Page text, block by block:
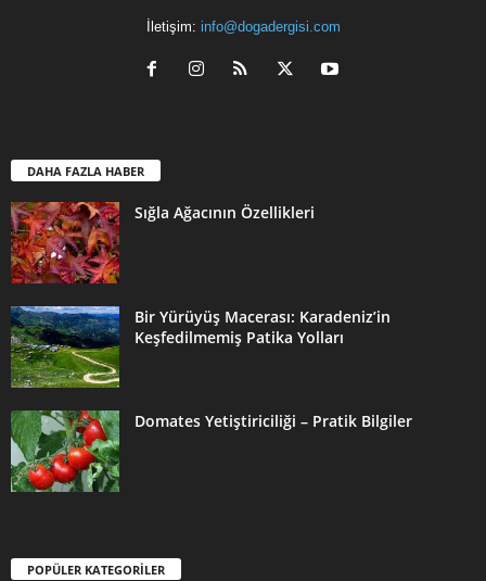
İletişim: info@dogadergisi.com
DAHA FAZLA HABER
Sığla Ağacının Özellikleri
Bir Yürüyüş Macerası: Karadeniz’in
Keşfedilmemiş Patika Yolları
Domates Yetiştiriciliği – Pratik Bilgiler
POPÜLER KATEGORİLER